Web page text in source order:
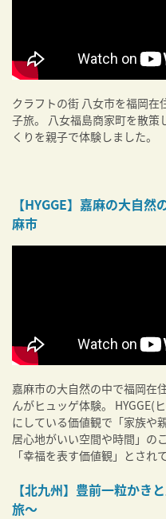
クラフトの街 八女市を福岡在
子旅。 八女福島商家町を散策
くりを親子で体験しました。
【HYGGE】嘉麻の大自
麻市
嘉麻市の大自然の中で福岡
んがヒュッゲ体験。 HYGGE(
にしている価値観で「家族や
居心地がいい空間や時間」の
「幸福を表す価値観」とされ
【北九州】豊前一粒かき
旅〜